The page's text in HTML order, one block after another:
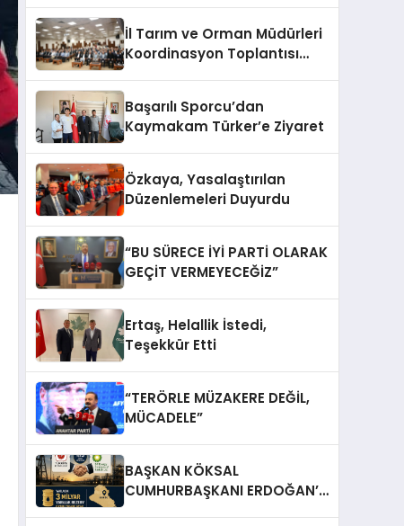
İl Tarım ve Orman Müdürleri
Koordinasyon Toplantısı
Başarılı Sporcu’dan
Kaymakam Türker’e Ziyaret
Özkaya, Yasalaştırılan
Düzenlemeleri Duyurdu
“BU SÜRECE İYİ PARTİ OLARAK
GEÇİT VERMEYECEĞİZ”
Ertaş, Helallik İstedi,
Teşekkür Etti
“TERÖRLE MÜZAKERE DEĞİL,
MÜCADELE”
BAŞKAN KÖKSAL
CUMHURBAŞKANI ERDOĞAN’A